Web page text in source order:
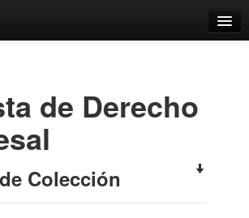
de Derecho
Colección